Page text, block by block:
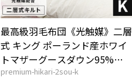
最高級羽毛布団《光触媒》二層
式 キング ポーランド産ホワイ
トマザーグースダウン95%
(440dp以上) 羽毛量2.2kg 【6つ
premium-hikari-2sou-k